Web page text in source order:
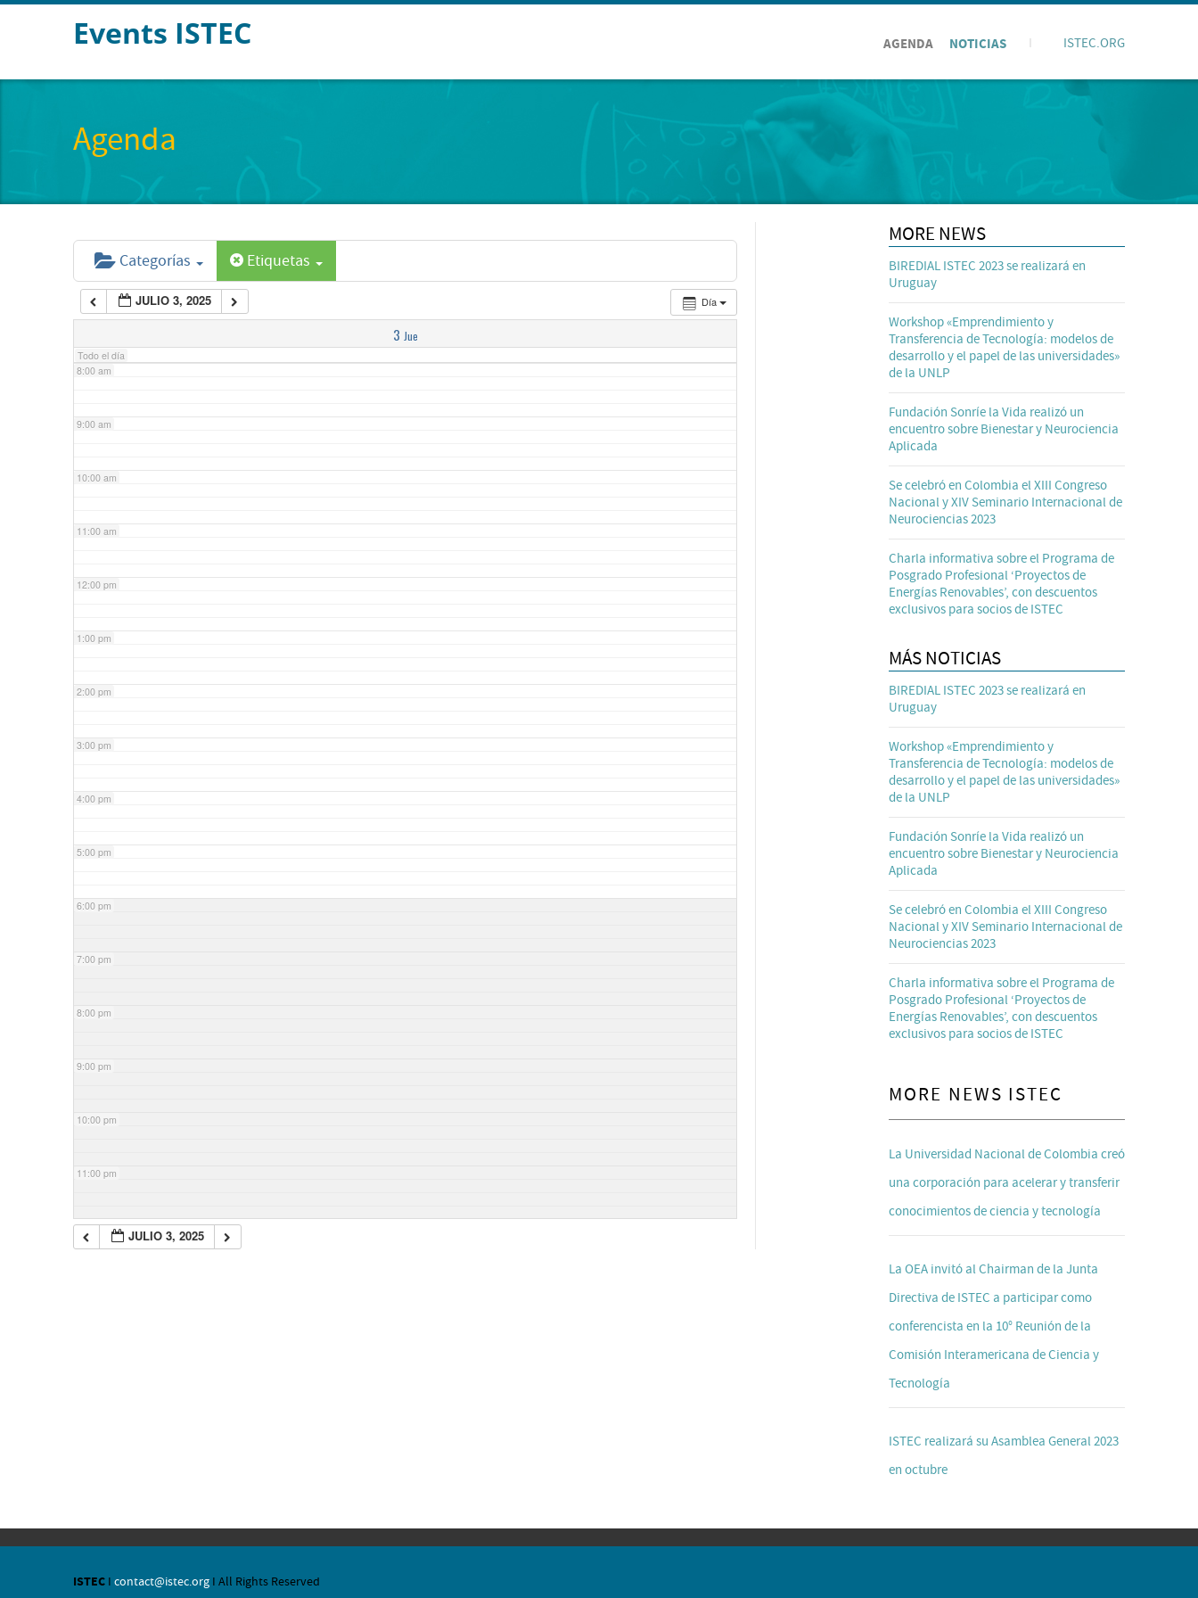
Events ISTEC AGENDA NOTICIAS ISTEC.ORG
Agenda
Categorías Etiquetas
Día
JULIO 3, 2025
3 Jue
Todo el día
4:00 am
6:00 am
7:00 am
8:00 am
9:00 am
10:00 am
11:00 am
12:00 pm
1:00 pm
2:00 pm
3:00 pm
4:00 pm
5:00 pm
6:00 pm
7:00 pm
8:00 pm
9:00 pm
10:00 pm
11:00 pm
JULIO 3, 2025
MORE NEWS
BIREDIAL ISTEC 2023 se realizará en
Uruguay
Workshop «Emprendimiento y
Transferencia de Tecnología: modelos de
desarrollo y el papel de las universidades»
de la UNLP
Fundación Sonríe la Vida realizó un
encuentro sobre Bienestar y Neurociencia
Aplicada
Se celebró en Colombia el XIII Congreso
Nacional y XIV Seminario Internacional de
Neurociencias 2023
Charla informativa sobre el Programa de
Posgrado Profesional ‘Proyectos de
Energías Renovables’, con descuentos
exclusivos para socios de ISTEC
MÁS NOTICIAS
BIREDIAL ISTEC 2023 se realizará en
Uruguay
Workshop «Emprendimiento y
Transferencia de Tecnología: modelos de
desarrollo y el papel de las universidades»
de la UNLP
Fundación Sonríe la Vida realizó un
encuentro sobre Bienestar y Neurociencia
Aplicada
Se celebró en Colombia el XIII Congreso
Nacional y XIV Seminario Internacional de
Neurociencias 2023
Charla informativa sobre el Programa de
Posgrado Profesional ‘Proyectos de
Energías Renovables’, con descuentos
exclusivos para socios de ISTEC
MORE NEWS ISTEC
La Universidad Nacional de Colombia creó
una corporación para acelerar y transferir
conocimientos de ciencia y tecnología
La OEA invitó al Chairman de la Junta
Directiva de ISTEC a participar como
conferencista en la 10° Reunión de la
Comisión Interamericana de Ciencia y
Tecnología
ISTEC realizará su Asamblea General 2023
en octubre
ISTEC I contact@istec.org I All Rights Reserved